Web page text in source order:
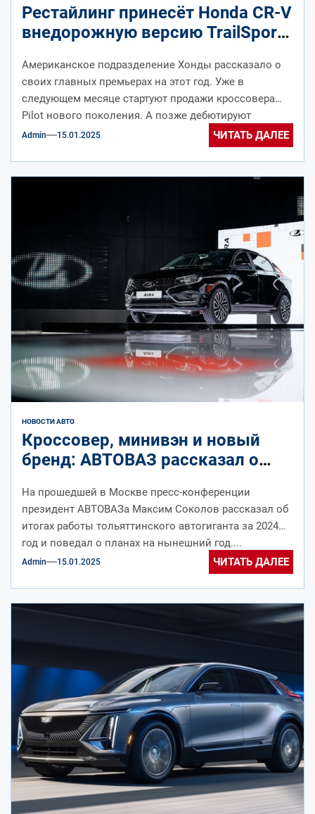
Рестайлинг принесёт Honda CR-V
внедорожную версию TrailSport,
Американское подразделение Хонды рассказало о
своих главных премьерах на этот год. Уже в
следующем месяце стартуют продажи кроссовера
Pilot нового поколения. А позже дебютируют
рестайлинговые...
Admin 15.01.2025 ЧИТАТЬ ДАЛЕЕ
НОВОСТИ АВТО
Кроссовер, минивэн и новый
бренд: АВТОВАЗ рассказал о
На прошедшей в Москве пресс-конференции
президент АВТОВАЗа Максим Соколов рассказал об
итогах работы тольяттинского автогиганта за 2024
год и поведал о планах на нынешний год....
Admin 15.01.2025 ЧИТАТЬ ДАЛЕЕ